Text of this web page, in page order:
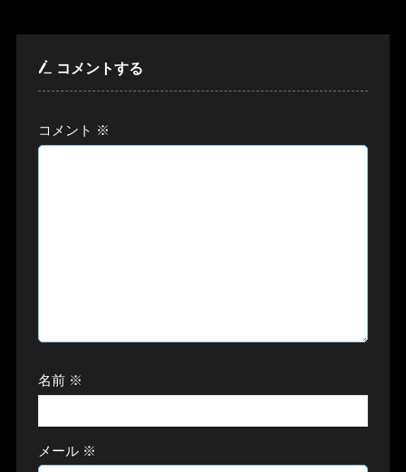
コメントする
コメント ※
名前 ※
メール ※